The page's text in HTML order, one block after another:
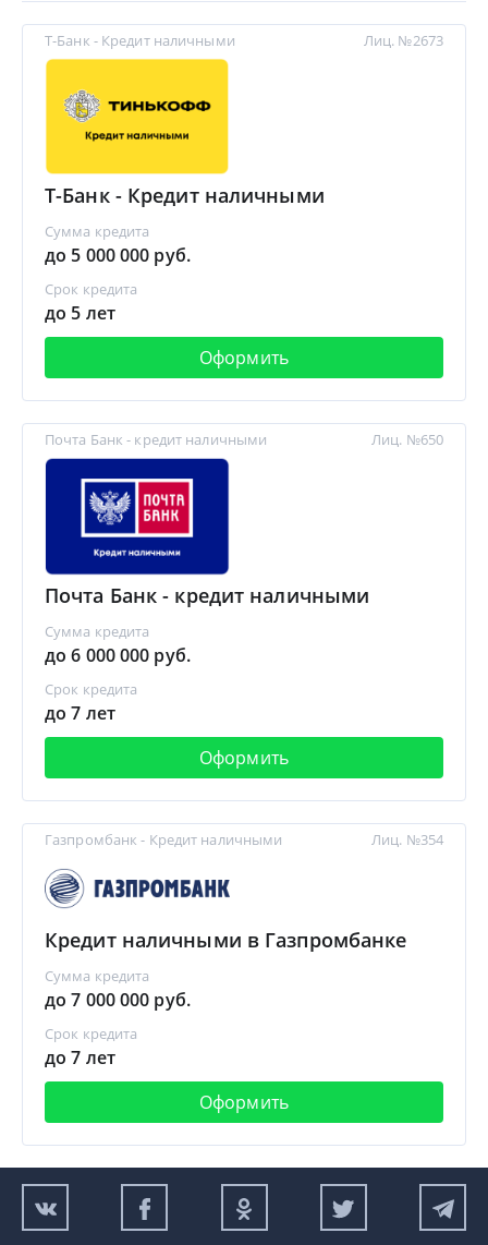
Т-Банк - Кредит наличными
Т-Банк - Кредит наличными
Сумма кредита
до 5 000 000 руб.
Срок кредита
до 5 лет
Оформить
Лиц. №2673
Почта Банк - кредит наличными
Почта Банк - кредит наличными
Сумма кредита
до 6 000 000 руб.
Срок кредита
до 7 лет
Оформить
Лиц. №650
Газпромбанк - Кредит наличными
Кредит наличными в Газпромбанке
Сумма кредита
до 7 000 000 руб.
Срок кредита
до 7 лет
Оформить
Лиц. №354